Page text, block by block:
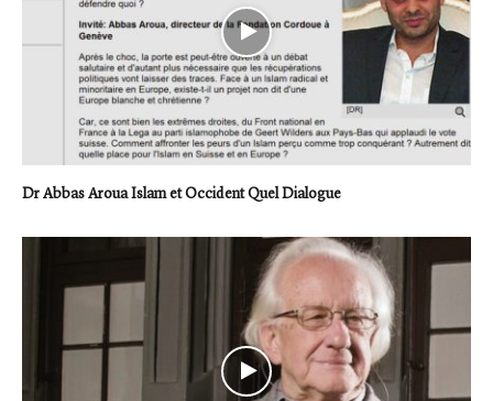
Dr Abbas Aroua Islam et Occident Quel Dialogue